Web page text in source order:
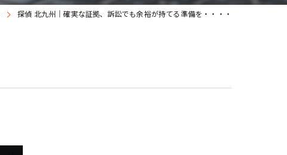
探偵 北九州｜確実な証拠、訴訟でも余裕が持てる準備を・・・・